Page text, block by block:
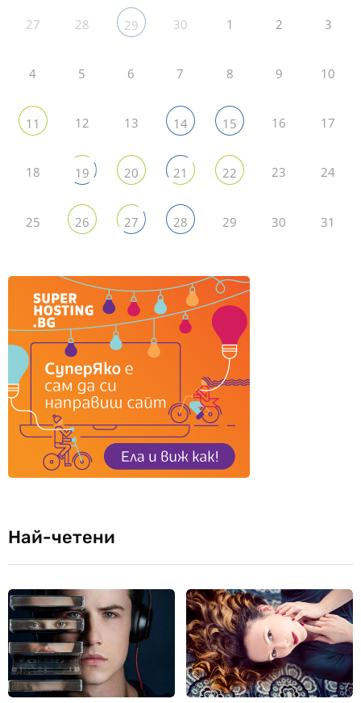
27 28 29 30 1 2 3
4 5 6 7 8 9 10
11 12 13 14 15 16 17
18 19 20 21 22 23 24
25 26 27 28 29 30 31
Най-четени